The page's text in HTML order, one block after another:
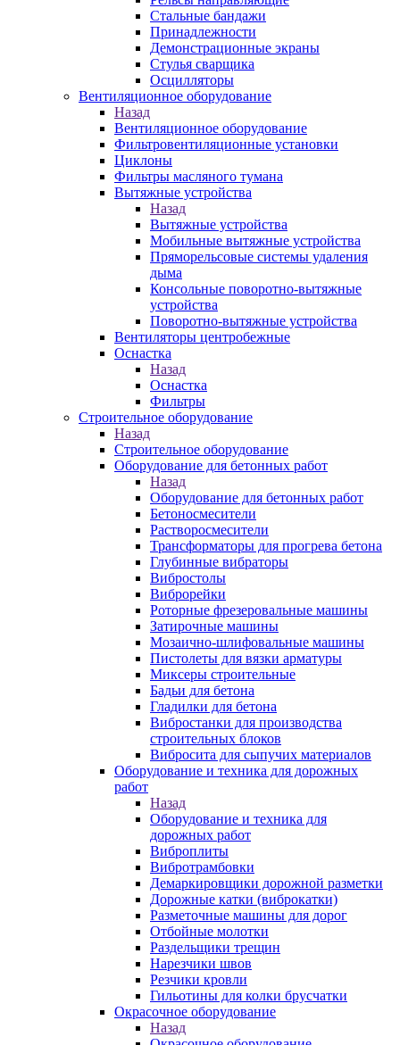
Стальные бандажи
Принадлежности
Демонстрационные экраны
Стулья сварщика
Осцилляторы
Вентиляционное оборудование
Назад
Вентиляционное оборудование
Фильтровентиляционные установки
Циклоны
Фильтры масляного тумана
Вытяжные устройства
Назад
Вытяжные устройства
Мобильные вытяжные устройства
Пряморельсовые системы удаления
дыма
Консольные поворотно-вытяжные
устройства
Поворотно-вытяжные устройства
Вентиляторы центробежные
Оснастка
Назад
Оснастка
Фильтры
Строительное оборудование
Назад
Строительное оборудование
Оборудование для бетонных работ
Назад
Оборудование для бетонных работ
Бетоносмесители
Растворосмесители
Трансформаторы для прогрева бетона
Глубинные вибраторы
Вибростолы
Виброрейки
Роторные фрезеровальные машины
Затирочные машины
Мозаично-шлифовальные машины
Пистолеты для вязки арматуры
Миксеры строительные
Бадьи для бетона
Гладилки для бетона
Вибростанки для производства
строительных блоков
Вибросита для сыпучих материалов
Оборудование и техника для дорожных
работ
Назад
Оборудование и техника для
дорожных работ
Виброплиты
Вибротрамбовки
Демаркировщики дорожной разметки
Дорожные катки (виброкатки)
Разметочные машины для дорог
Отбойные молотки
Раздельщики трещин
Нарезчики швов
Резчики кровли
Гильотины для колки брусчатки
Окрасочное оборудование
Назад